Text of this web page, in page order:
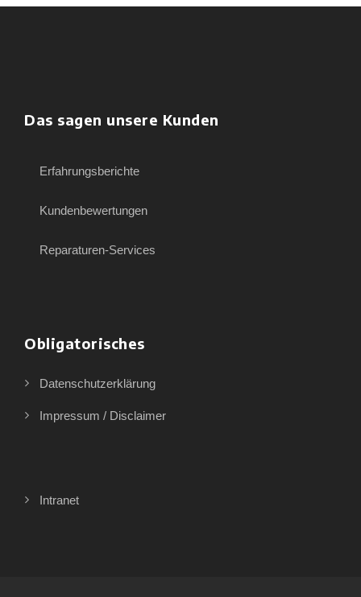
Das sagen unsere Kunden
Erfahrungsberichte
Kundenbewertungen
Reparaturen-Services
Obligatorisches
Datenschutzerklärung
Impressum / Disclaimer
Intranet